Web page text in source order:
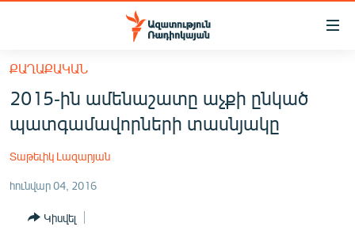
Մատչելիության
հիմնական
բովանդակությանը
հիմնական
մենյուին
ՀԱՅԱՍՏԱՆ
ՔԱՂԱՔԱԿԱՆ
ԸՆՏՐՈՒԹՅՈՒՆՆԵՐ 2026
ԻՐԱՎՈՒՆՔ
ՀԱՍԱՐԱԿՈՒԹՅՈՒՆ
ՔԱՂԱՔԱԿԱՆ
2015-ին ամենաշատը աչքի ընկած
պատգամավորների տասնյակը
Տաթեւիկ Լազարյան
հունվար 04, 2016
Կիսվել